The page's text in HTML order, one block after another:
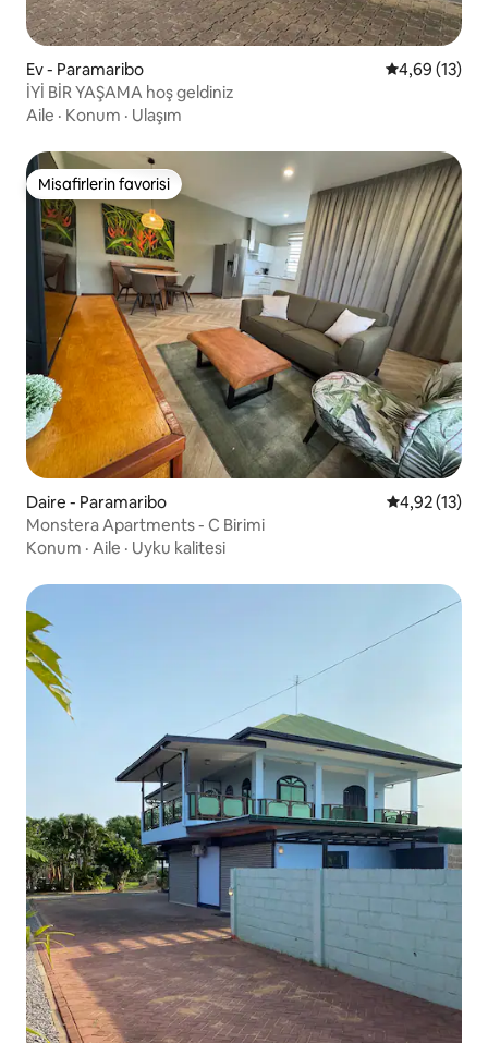
Ev - Paramaribo 5 üzerinden
4,69 (13)
İYİ BİR YAŞAMA hoş geldiniz
Aile · Konum · Ulaşım
Misafirlerin favorisi
Misafirlerin favorisi
Daire - Paramaribo 5 üzerinden
4,92 (13)
Monstera Apartments - C Birimi
Konum · Aile · Uyku kalitesi